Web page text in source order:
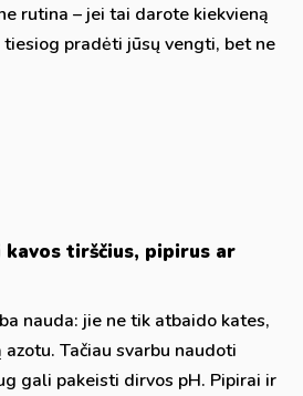
rutina – jei tai darote kiekvieną
pradėti jūsų vengti, bet ne
tirščius, pipirus ar
nauda: jie ne tik atbaido kates,
Tačiau svarbu naudoti
gali pakeisti dirvos pH. Pipirai ir